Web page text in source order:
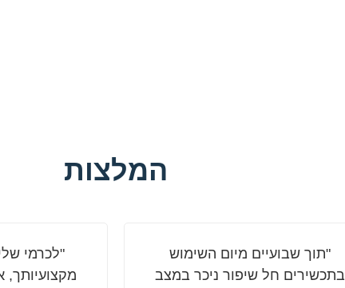
המלצות
"תוך שבועיים מיום השימוש
בתכשירים חל שיפור ניכר במצב
"לכרמי
מקצועיותך,